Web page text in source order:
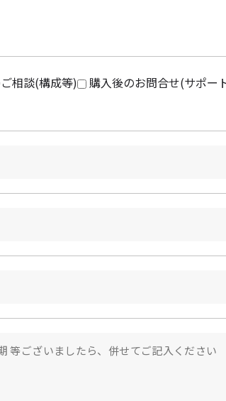
相談(構成等) 購入後のお問合せ(サポー